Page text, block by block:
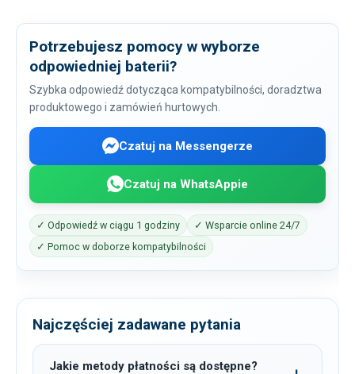
Potrzebujesz pomocy w wyborze
odpowiedniej baterii?
Szybka odpowiedź dotycząca kompatybilności, doradztwa
produktowego i zamówień hurtowych.
Czatuj na Messengerze
Czatuj na WhatsAppie
✓ Odpowiedź w ciągu 1 godziny
✓ Wsparcie online 24/7
✓ Pomoc w doborze kompatybilności
Najczęściej zadawane pytania
Jakie metody płatności są dostępne?